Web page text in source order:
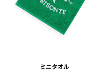
ミニタオル